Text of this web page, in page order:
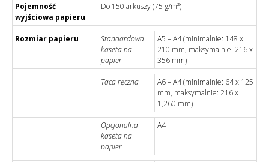
Pojemność
wyjściowa papieru
Do 150 arkuszy (75 g/m²)
Rozmiar papieru
Standardowa
kaseta na
papier
A5 – A4 (minimalnie: 148 x
210 mm, maksymalnie: 216 x
356 mm)
Taca ręczna
A6 – A4 (minimalnie: 64 x 125
mm, maksymalnie: 216 x
1,260 mm)
Opcjonalna
kaseta na
papier
A4